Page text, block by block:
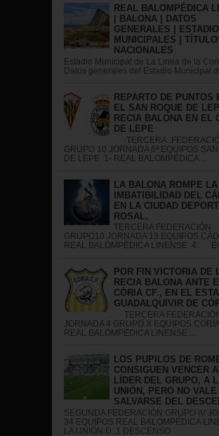
REAL BALOMPÉDICA
| BALONA | DATOS
GENERALES |
MUNICIPALES |
NACIONALES
Estadio Municipal de La Linea de la
Datos generales del Estadio Municipal
REPARTO DE PUNTOS
EL SAN ROQUE DE
RECIA BALONA EN EL
DE LEPE
TERCERA
GRUPO 10 JORNADA 6ª EQUIPOS
DE LEPE 1- REAL BALOMPÉDICA ...
LA BALONA ROMPE LA
IMBATIBILIDAD DEL
EN LA CIUDAD
ROSAL.
TERCERA FEDERACIÓN
GRUPO10 JORNADA 13 EQUIPOS
REAL BALOMPÉDICA LINENSE 4.
POR FIN VICTORIA DE
RECIA BALONA ANTE
CÓRIA CF., EN EL
GUADALQUIVIR DE
TERCERA FEDERACIÓN
JORNADA 4 GRUPO X EQUIPOS
REAL BALOMPÉDICA LINENSE ...
LOS PUPILOS DE
CONSIGUEN VENCER
LÍDER DEL GRUPO, A
UNIÓN, PERO NO VALE
SALVARSE DEL
SEGUNDA FEDERACIÓN GRUPO IV
34 EQUIPOS REAL BALOMPÉDICA
LA UNIÓN D. 1 DESCENSO ...